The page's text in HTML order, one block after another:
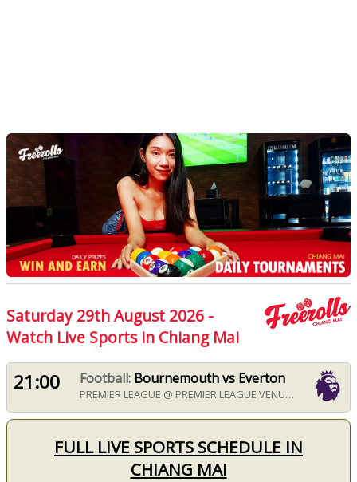
Saturday 29th August 2026 -
Watch Live Sports in Chiang Mai
21:00 Football:Bournemouth vs Everton
PREMIER LEAGUE @ PREMIER LEAGUE VENUE FROM 21:00 ON SATURDAY 29TH AUGUST 2026 IN CHIANG MAI
FULL LIVE SPORTS SCHEDULE IN
CHIANG MAI